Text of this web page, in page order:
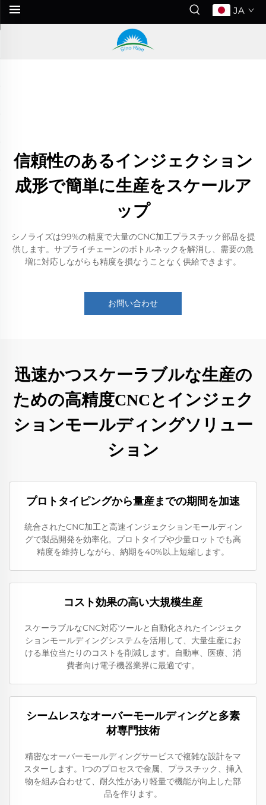
JA
信頼性のあるインジェクション
成形で簡単に生産をスケールア
ップ
シノライズは99%の精度で大量のCNC加工プラスチック部品を提
供します。サプライチェーンのボトルネックを解消し、需要の急
増に対応しながらも精度を損なうことなく供給できます。
お問い合わせ
迅速かつスケーラブルな生産の
ための高精度CNCとインジェク
ションモールディングソリュー
ション
プロトタイピングから量産までの期間を加速
統合されたCNC加工と高速インジェクションモールディン
グで製品開発を効率化。プロトタイプや少量ロットでも高
精度を維持しながら、納期を40%以上短縮します。
コスト効果の高い大規模生産
スケーラブルなCNC対応ツールと自動化されたインジェク
ションモールディングシステムを活用して、大量生産にお
ける単位当たりのコストを削減します。自動車、医療、消
費者向け電子機器業界に最適です。
シームレスなオーバーモールディングと多素
材専門技術
精密なオーバーモールディングサービスで複雑な設計をマ
スターします。1つのプロセスで金属、プラスチック、挿入
物を組み合わせて、耐久性があり軽量で機能が向上した部
品を作ります。